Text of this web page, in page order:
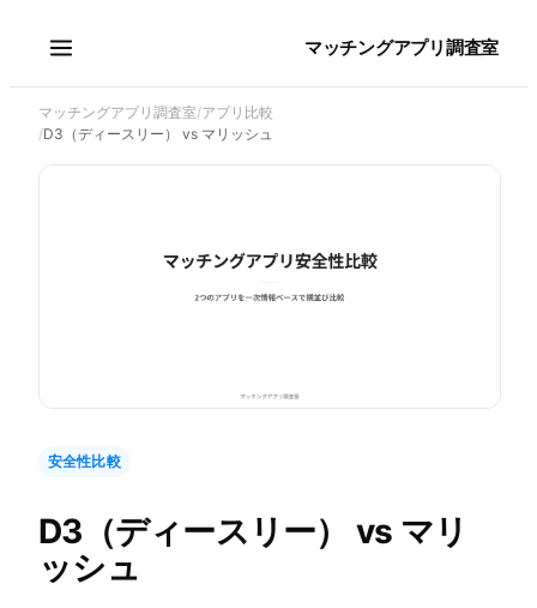
マッチングアプリ調査室
マッチングアプリ調査室/アプリ比較
/D3（ディースリー） vs マリッシュ
安全性比較
D3（ディースリー） vs マリ
ッシュ